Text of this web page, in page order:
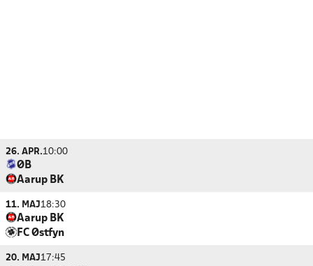
26. APR.10:00
ØB
Aarup BK
11. MAJ18:30
Aarup BK
FC Østfyn
20. MAJ17:45